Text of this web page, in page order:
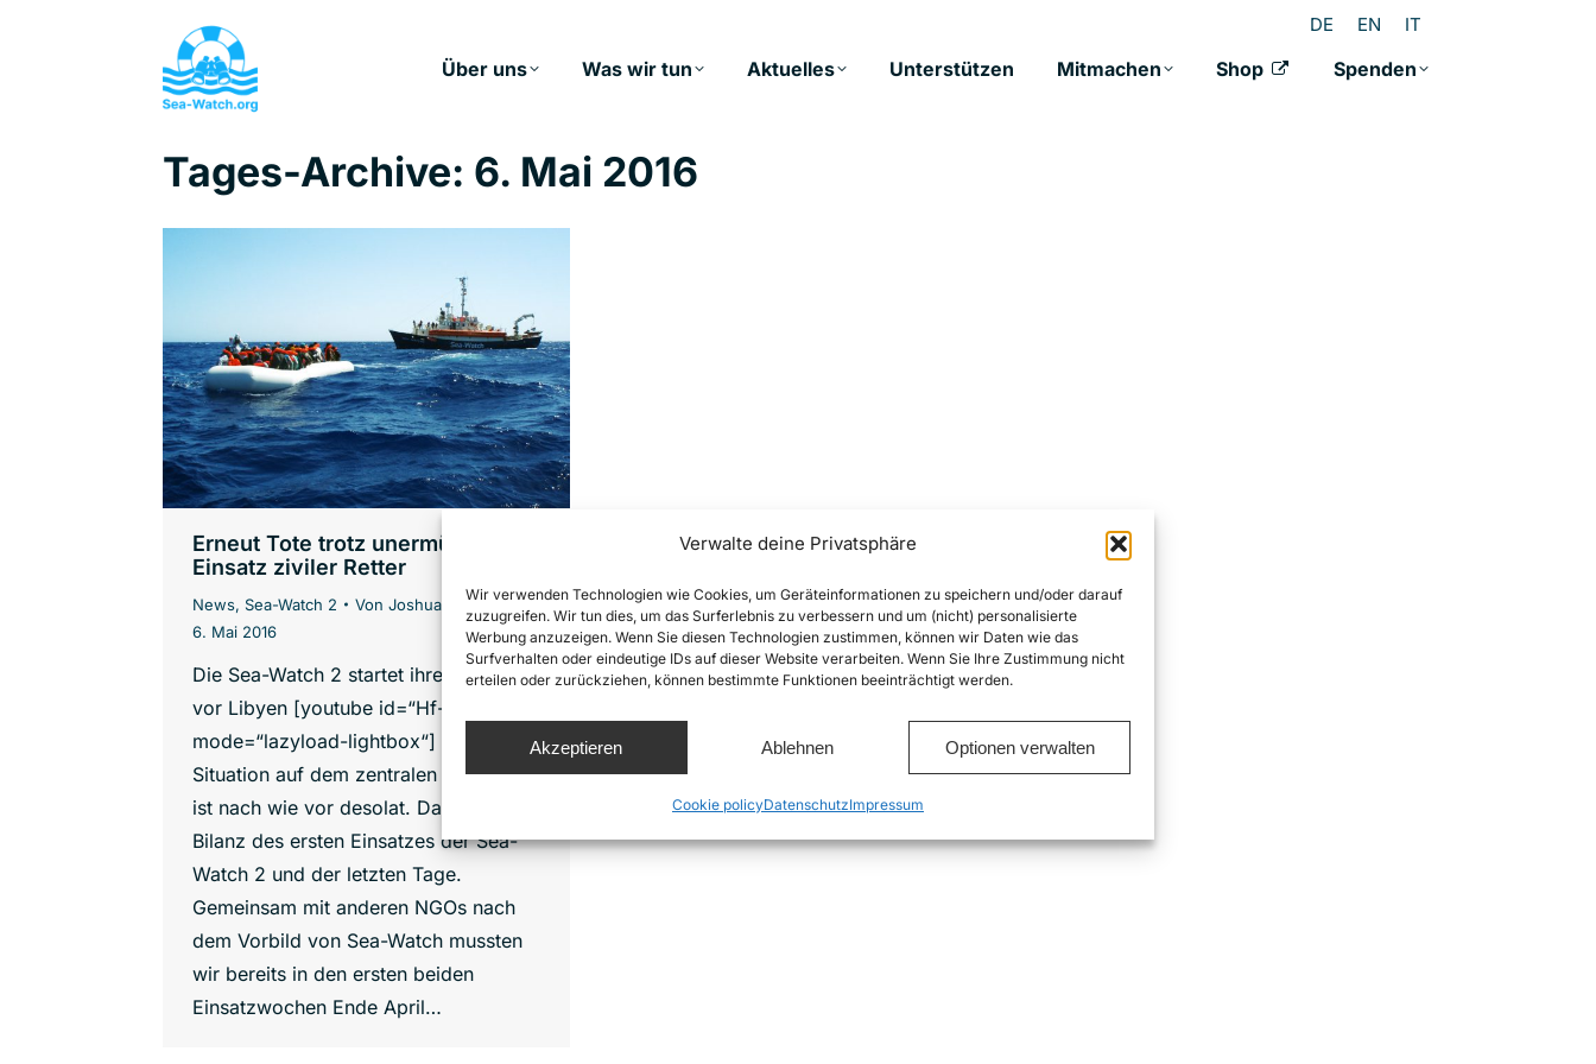
Verwalte deine Privatsphäre
Wir verwenden Technologien wie Cookies, um Geräteinformationen zu speichern und/oder darauf
zuzugreifen. Wir tun dies, um das Surferlebnis zu verbessern und um (nicht) personalisierte
Werbung anzuzeigen. Wenn Sie diesen Technologien zustimmen, können wir Daten wie das
Surfverhalten oder eindeutige IDs auf dieser Website verarbeiten. Wenn Sie Ihre Zustimmung nicht
erteilen oder zurückziehen, können bestimmte Funktionen beeinträchtigt werden.
Akzeptieren Ablehnen Optionen verwalten
Cookie policyDatenschutzImpressum
DE EN IT
Über uns Was wir tun Aktuelles Unterstützen Mitmachen Shop Spenden
Tages-Archive: 6. Mai 2016
Erneut Tote trotz unermüdlichem
Einsatz ziviler Retter
News, Sea-Watch 2 Von Joshua Krüger
6. Mai 2016
Die Sea-Watch 2 startet ihren Einsatz
vor Libyen [youtube id=“Hf-f_ytOBfs“
mode=“lazyload-lightbox“] Die
Situation auf dem zentralen Mittelmeer
ist nach wie vor desolat. Das ist die
Bilanz des ersten Einsatzes der Sea-
Watch 2 und der letzten Tage.
Gemeinsam mit anderen NGOs nach
dem Vorbild von Sea-Watch mussten
wir bereits in den ersten beiden
Einsatzwochen Ende April…